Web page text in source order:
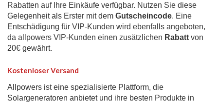
Rabatten auf Ihre Einkäufe verfügbar. Nutzen Sie diese
Gelegenheit als Erster mit dem Gutscheincode. Eine
Entschädigung für VIP-Kunden wird ebenfalls angeboten,
da allpowers VIP-Kunden einen zusätzlichen Rabatt von
20€ gewährt.
Kostenloser Versand
Allpowers ist eine spezialisierte Plattform, die
Solargeneratoren anbietet und ihre besten Produkte in